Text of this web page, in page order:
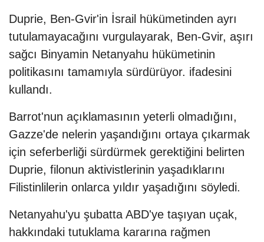
Duprie, Ben-Gvir'in İsrail hükümetinden ayrı
tutulamayacağını vurgulayarak, Ben-Gvir, aşırı
sağcı Binyamin Netanyahu hükümetinin
politikasını tamamıyla sürdürüyor. ifadesini
kullandı.
Barrot'nun açıklamasının yeterli olmadığını,
Gazze'de nelerin yaşandığını ortaya çıkarmak
için seferberliği sürdürmek gerektiğini belirten
Duprie, filonun aktivistlerinin yaşadıklarını
Filistinlilerin onlarca yıldır yaşadığını söyledi.
Netanyahu'yu şubatta ABD'ye taşıyan uçak,
hakkındaki tutuklama kararına rağmen